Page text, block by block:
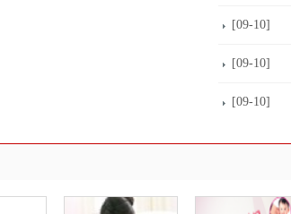
[09-10]
[09-10]
[09-10]